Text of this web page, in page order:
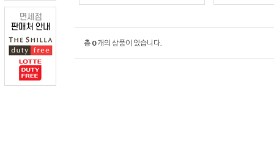
총 0개의 상품이 있습니다.